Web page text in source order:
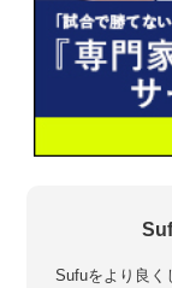
Sufuをより良く